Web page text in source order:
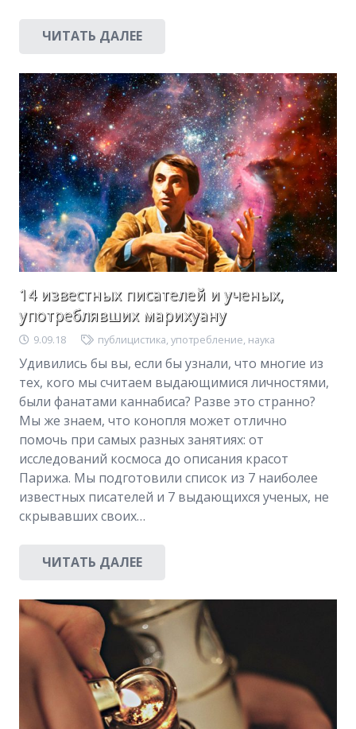
ЧИТАТЬ ДАЛЕЕ
14 известных писателей и ученых,
употреблявших марихуану
9.09.18 публицистика,употребление, наука
Удивились бы вы, если бы узнали, что многие из
тех, кого мы считаем выдающимися личностями,
были фанатами каннабиса? Разве это странно?
Мы же знаем, что конопля может отлично
помочь при самых разных занятиях: от
исследований космоса до описания красот
Парижа. Мы подготовили список из 7 наиболее
известных писателей и 7 выдающихся ученых, не
скрывавших своих…
ЧИТАТЬ ДАЛЕЕ